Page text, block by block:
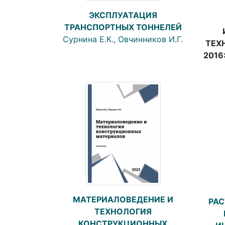
ЭКСПЛУАТАЦИЯ
ТРАНСПОРТНЫХ ТОННЕЛЕЙ
Сурнина Е.К., Овчинников И.Г.
МАТЕРИАЛОВЕДЕНИЕ И
ТЕХНОЛОГИЯ